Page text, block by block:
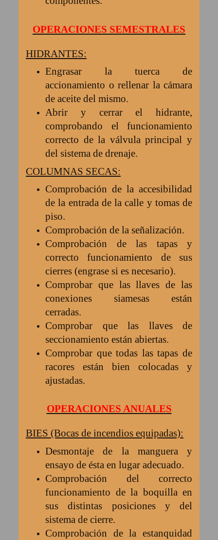
OPERACIONES SEMESTRALES
HIDRANTES:
Engrasar la tuerca de
accionamiento o rellenar la cámara
de aceite del mismo.
Abrir y cerrar el hidrante,
comprobando el funcionamiento
correcto de la válvula principal y
del sistema de drenaje.
COLUMNAS SECAS:
Comprobación de la accesibilidad
de la entrada de la calle y tomas de
piso.
Comprobación de la señalización.
Comprobación de las tapas y
correcto funcionamiento de sus
cierres (engrase si es necesario).
Comprobar que las llaves de las
conexiones siamesas están
cerradas.
Comprobar que las llaves de
seccionamiento están abiertas.
Comprobar que todas las tapas de
racores están bien colocadas y
ajustadas.
OPERACIONES ANUALES
BIES (Bocas de incendios equipadas):
Desmontaje de la manguera y
ensayo de ésta en lugar adecuado.
Comprobación del correcto
funcionamiento de la boquilla en
sus distintas posiciones y del
sistema de cierre.
Comprobación de la estanquidad